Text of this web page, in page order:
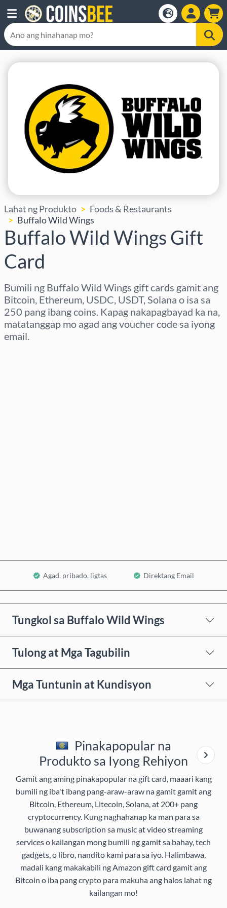
Lahat ng Produkto
Foods & Restaurants
Buffalo Wild Wings
Buffalo Wild Wings Gift
Card
Bumili ng Buffalo Wild Wings gift cards gamit ang
Bitcoin, Ethereum, USDC, USDT, Solana o isa sa
250 pang ibang coins. Kapag nakapagbayad ka na,
matatanggap mo agad ang voucher code sa iyong
email.
Agad, pribado, ligtas Direktang Email
Tungkol sa Buffalo Wild Wings
Tulong at Mga Tagubilin
Mga Tuntunin at Kundisyon
Pinakapopular na
Produkto sa Iyong Rehiyon
Gamit ang aming pinakapopular na gift card, maaari kang
bumili ng iba't ibang pang-araw-araw na gamit gamit ang
Bitcoin, Ethereum, Litecoin, Solana, at 200+ pang
cryptocurrency. Kung naghahanap ka man para sa
buwanang subscription sa music at video streaming
services o kailangan mong bumili ng gamit sa bahay, tech
gadgets, o libro, nandito kami para sa iyo. Halimbawa,
madali kang makakabili ng Amazon gift card gamit ang
Bitcoin o iba pang crypto para makuha ang halos lahat ng
kailangan mo!